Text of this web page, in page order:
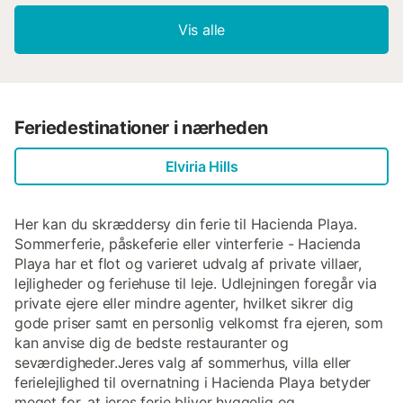
Vis alle
Feriedestinationer i nærheden
Elviria Hills
Her kan du skræddersy din ferie til Hacienda Playa.
Sommerferie, påskeferie eller vinterferie - Hacienda
Playa har et flot og varieret udvalg af private villaer,
lejligheder og feriehuse til leje. Udlejningen foregår via
private ejere eller mindre agenter, hvilket sikrer dig
gode priser samt en personlig velkomst fra ejeren, som
kan anvise dig de bedste restauranter og
seværdigheder.Jeres valg af sommerhus, villa eller
ferielejlighed til overnatning i Hacienda Playa betyder